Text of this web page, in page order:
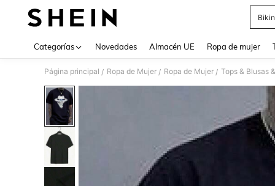
Categorías Novedades Almacén UE Ropa de mujer
Página principal / Ropa de Mujer / Ropa de Mujer / Tops & Blusas